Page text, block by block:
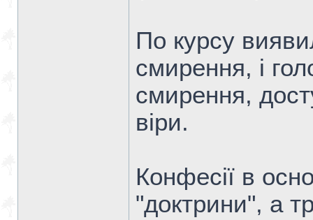
По курсу
смирення, і
смирення,
віри.
Конфесії в
"доктрини", а